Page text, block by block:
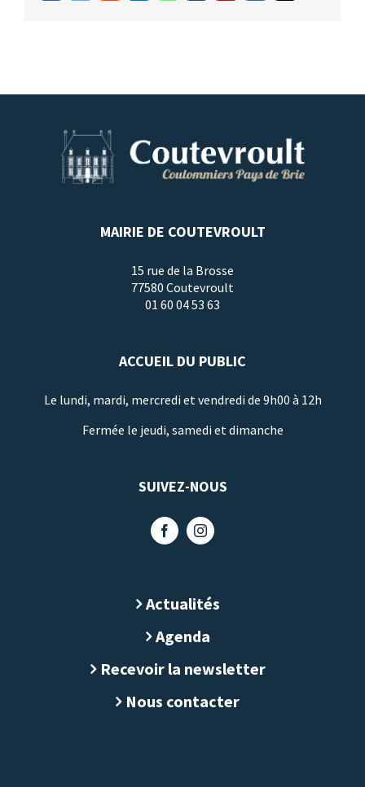
MAIRIE DE COUTEVROULT
15 rue de la Brosse
77580 Coutevroult
01 60 04 53 63
ACCUEIL DU PUBLIC
Le lundi, mardi, mercredi et vendredi de 9h00 à 12h
Fermée le jeudi, samedi et dimanche
SUIVEZ-NOUS
Actualités
Agenda
Recevoir la newsletter
Nous contacter